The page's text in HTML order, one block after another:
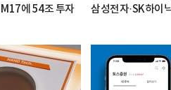
에 54조 투자 삼성전자·SK하이